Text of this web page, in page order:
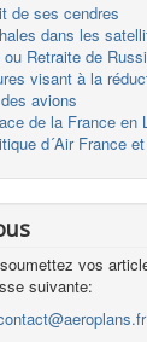
de ses cendres
dans les
Retraite de
visant à la
avions
de la France en
d´Air France
vos
suivante: